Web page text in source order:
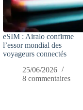
eSIM : Airalo confirme
l’essor mondial des
voyageurs connectés
25/06/2026
8 commentaires